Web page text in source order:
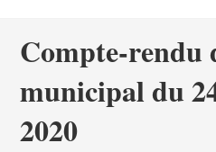
Compte-rendu
municipal du
2020